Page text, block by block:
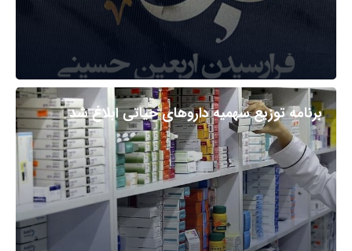
برنامه توزیع سهمیه داروهای حیاتی ابلاغ شد